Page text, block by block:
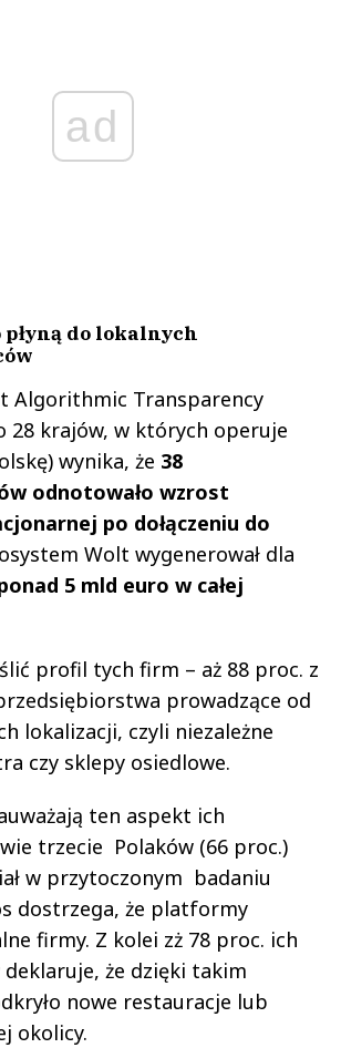
ad
do lokalnych
Algorithmic Transparency
28 krajów, w których operuje
wynika, że 38
odnotowało wzrost
po dołączeniu do
Wolt wygenerował dla
5 mld euro w całej
profil tych firm – aż 88 proc. z
prowadzące od
lokalizacji, czyli niezależne
czy sklepy osiedlowe.
ten aspekt ich
trzecie Polaków (66 proc.)
w przytoczonym badaniu
dostrzega, że platformy
firmy. Z kolei zż 78 proc. ich
że dzięki takim
nowe restauracje lub
okolicy.